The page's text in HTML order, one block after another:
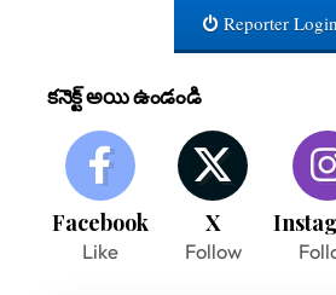
Reporter Login
కనెక్ట్ అయి ఉండండి
Facebook
Like
X
Follow